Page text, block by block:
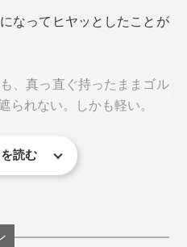
はごわついてたたみにくい
なってヒヤッとしたことが
、真っ直ぐ持ったままゴル
られない。しかも軽い。
読む